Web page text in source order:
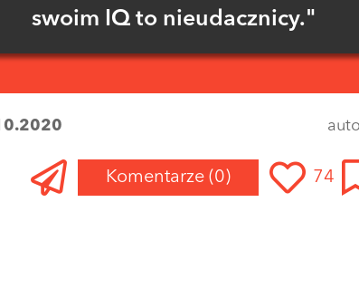
swoim IQ to nieudacznicy."
Komentarze (0) 74